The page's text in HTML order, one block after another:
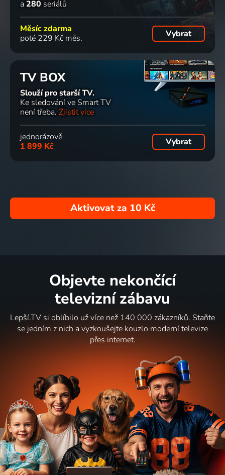
a 280 seriálů
Měsíc zdarma
poté 229 Kč měs.
Vybrat
TV BOX
Slouží pro starší TV.
Ke sledování ve Smart TV
není třeba. Zjistit více
jednorázově
1 899 Kč
Vybrat
Aktivovat za 10 Kč
Objevte nekončící
televizní zábavu
Lepší.TV si oblíbilo už více než 140 000 zákazníků. Staňte
se jedním z nich a vyzkoušejte kouzlo moderní televize
přes internet.